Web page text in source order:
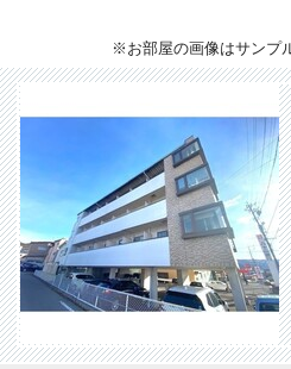
※お部屋の画像はサンプ